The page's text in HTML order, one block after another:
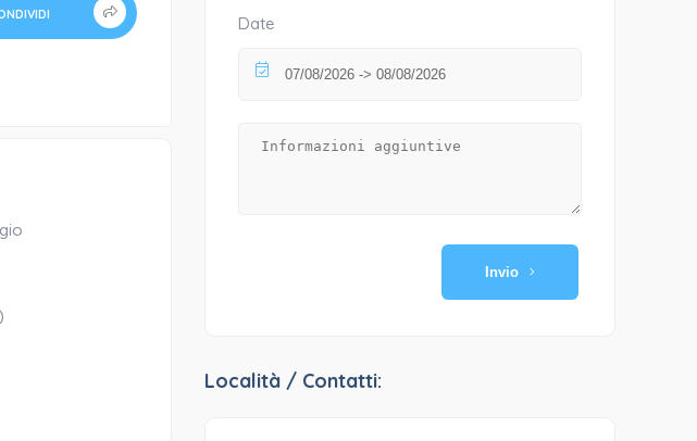
Date
Invio
Località / Contatti: